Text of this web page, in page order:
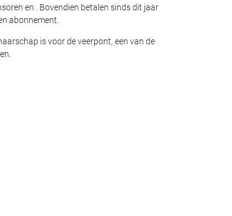
en . Bovendien betalen sinds dit jaar
abonnement.
is voor de veerpont, een van de